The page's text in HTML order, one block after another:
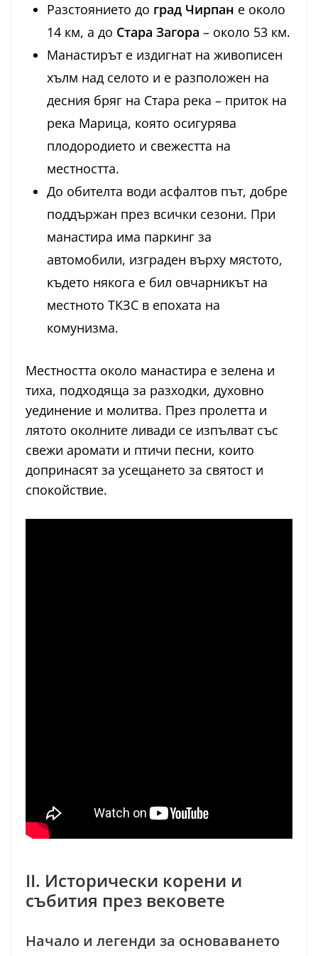
Разстоянието до град Чирпан е около
14 км, а до Стара Загора – около 53 км.
Манастирът е издигнат на живописен
хълм над селото и е разположен на
десния бряг на Стара река – приток на
река Марица, която осигурява
плодородието и свежестта на
местността.
До обителта води асфалтов път, добре
поддържан през всички сезони. При
манастира има паркинг за
автомобили, изграден върху мястото,
където някога е бил овчарникът на
местното ТКЗС в епохата на
комунизма.
Местността около манастира е зелена и
тиха, подходяща за разходки, духовно
уединение и молитва. През пролетта и
лятото околните ливади се изпълват със
свежи аромати и птичи песни, които
допринасят за усещането за святост и
спокойствие.
II. Исторически корени и
събития през вековете
Начало и легенди за основаването